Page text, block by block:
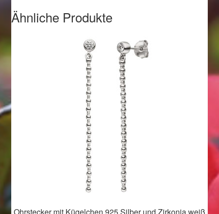
Ostergeschenke finden für Ostern 2019
Ostergeschenke finden für Ostern 2021
Ostergeschenke finden für Ostern 2022
Partner
Ähnliche Produkte